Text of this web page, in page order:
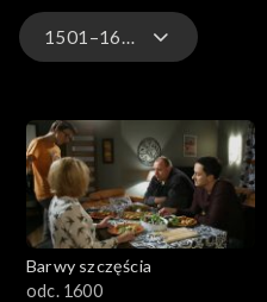
1501–1600
3201-3300
3101-3200
3001-3100
Barwy szczęścia
odc. 1600